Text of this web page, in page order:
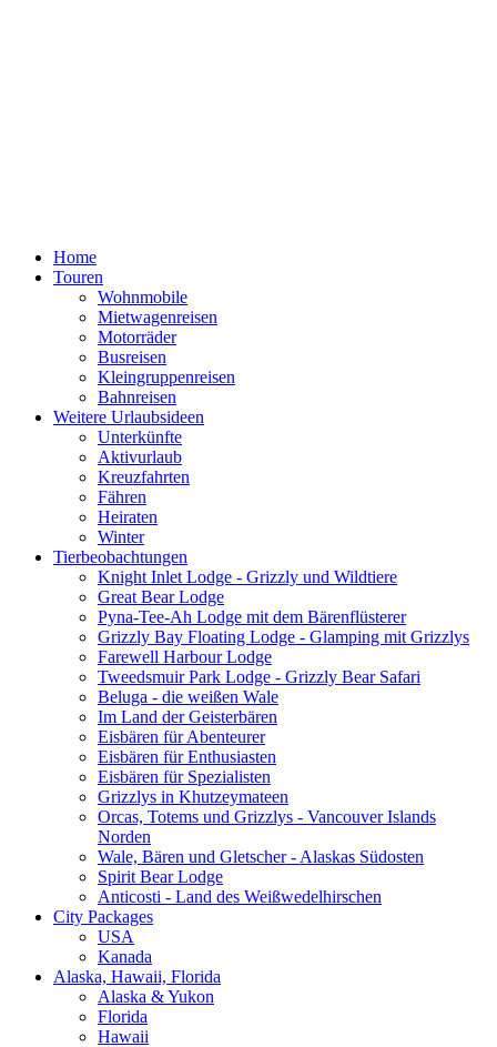
Home
Touren
Wohnmobile
Mietwagenreisen
Motorräder
Busreisen
Kleingruppenreisen
Bahnreisen
Weitere Urlaubsideen
Unterkünfte
Aktivurlaub
Kreuzfahrten
Fähren
Heiraten
Winter
Tierbeobachtungen
Knight Inlet Lodge - Grizzly und Wildtiere
Great Bear Lodge
Pyna-Tee-Ah Lodge mit dem Bärenflüsterer
Grizzly Bay Floating Lodge - Glamping mit Grizzlys
Farewell Harbour Lodge
Tweedsmuir Park Lodge - Grizzly Bear Safari
Beluga - die weißen Wale
Im Land der Geisterbären
Eisbären für Abenteurer
Eisbären für Enthusiasten
Eisbären für Spezialisten
Grizzlys in Khutzeymateen
Orcas, Totems und Grizzlys - Vancouver Islands
Norden
Wale, Bären und Gletscher - Alaskas Südosten
Spirit Bear Lodge
Anticosti - Land des Weißwedelhirschen
City Packages
USA
Kanada
Alaska, Hawaii, Florida
Alaska & Yukon
Florida
Hawaii